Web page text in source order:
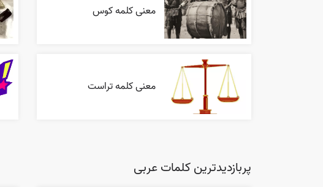
معنی کلمه کوس
معنی کلمه تراست
پربازدیدترین کلمات عربی